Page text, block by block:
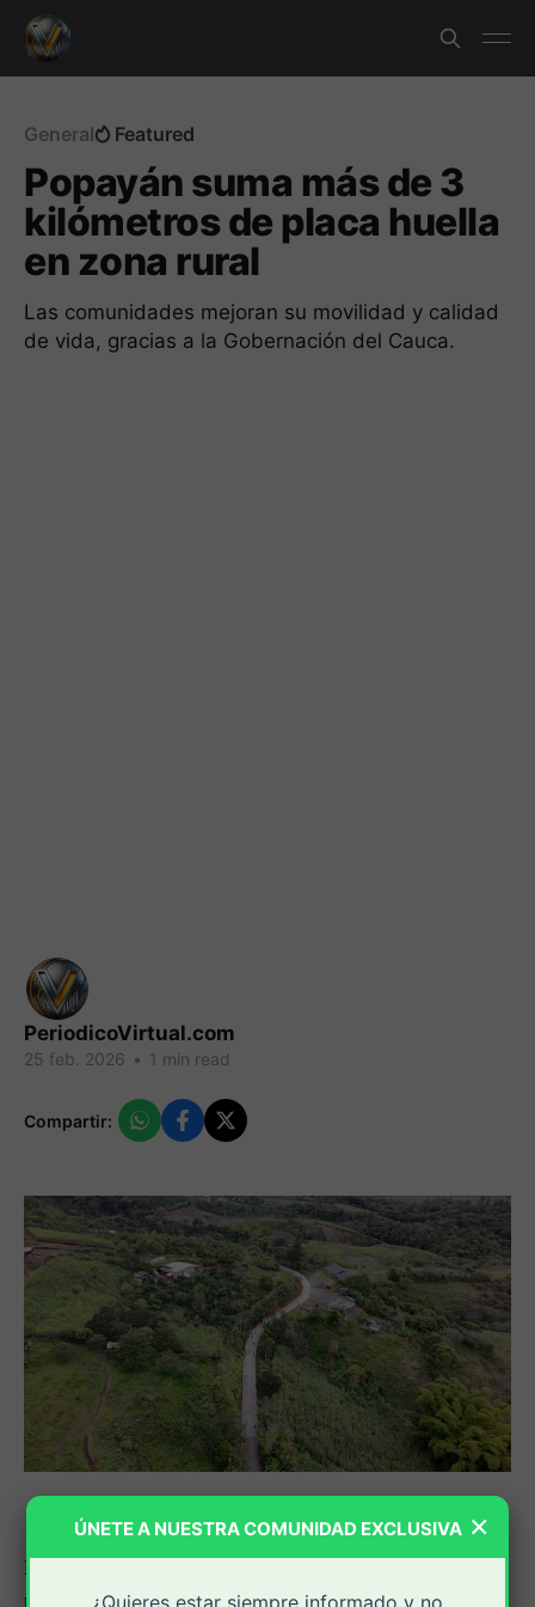
General Featured
Popayán suma más de 3
kilómetros de placa huella
en zona rural
Las comunidades mejoran su movilidad y calidad
de vida, gracias a la Gobernación del Cauca.
PeriodicoVirtual.com
25 feb. 2026 • 1 min read
Compartir:
La construcción de cerca de3.000 metros lineales de
placa huellaen veredas de Popayán marca un avance
×
ÚNETE A NUESTRA COMUNIDAD EXCLUSIVA
¿Quieres estar siempre informado y no